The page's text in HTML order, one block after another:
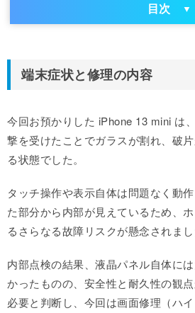
目次
端末症状と修理の内容
今回お預かりした iPhone 13 mini は
撃を受けたことでガラスが割れ、破
る状態でした。
タッチ操作や表示自体は問題なく動
た部分から内部が見えているため、
るさらなる故障リスクが懸念されまし
内部点検の結果、液晶パネル自体に
かったものの、安全性と耐久性の観
必要と判断し、今回は画面修理（ハ